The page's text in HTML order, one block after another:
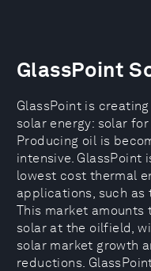
GlassPoint
GlassPoint is
solar energy: solar
Producing oil is
intensive. GlassPoint
lowest cost thermal
applications, such as
This market amounts
solar at the oilfield,
solar market growth
reductions.